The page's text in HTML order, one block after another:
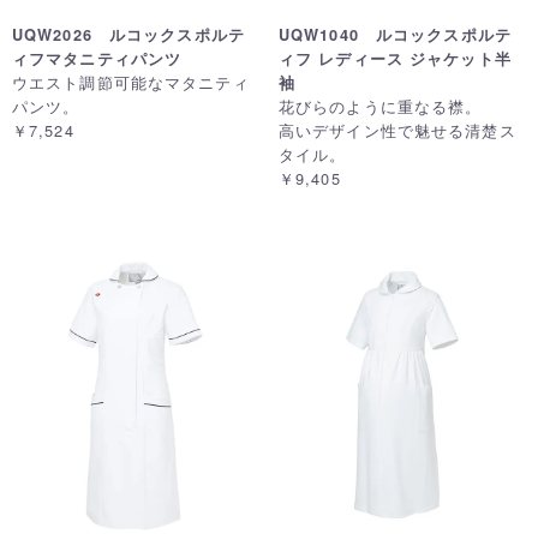
UQW2026 ルコックスポルテ
ィフマタニティパンツ
ウエスト調節可能なマタニティ
パンツ。
￥7,524
UQW1040 ルコックスポルテ
ィフ レディース ジャケット半
袖
花びらのように重なる襟。
高いデザイン性で魅せる清楚ス
タイル。
￥9,405